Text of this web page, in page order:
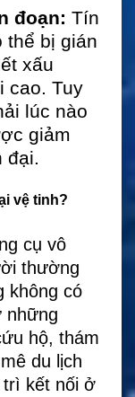
đoạn: Tín
thể bị gián
xấu
cao. Tuy
lúc nào
giảm
đại.
vệ tinh?
cụ vô
thường
không có
những
hộ, thám
du lịch
trì kết nối ở